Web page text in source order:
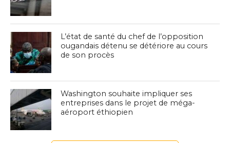
L’état de santé du chef de l’opposition
ougandais détenu se détériore au cours
de son procès
Washington souhaite impliquer ses
entreprises dans le projet de méga-
aéroport éthiopien